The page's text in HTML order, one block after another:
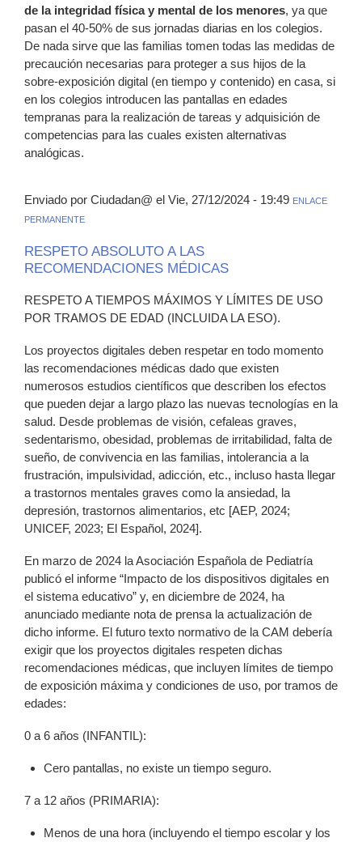
de la integridad física y mental de los menores, ya que
pasan el 40-50% de sus jornadas diarias en los colegios.
De nada sirve que las familias tomen todas las medidas de
precaución necesarias para proteger a sus hijos de la
sobre-exposición digital (en tiempo y contenido) en casa, si
en los colegios introducen las pantallas en edades
tempranas para la realización de tareas y adquisición de
competencias para las cuales existen alternativas
analógicas.
Enviado por Ciudadan@ el Vie, 27/12/2024 - 19:49 ENLACE
PERMANENTE
RESPETO ABSOLUTO A LAS
RECOMENDACIONES MÉDICAS
RESPETO A TIEMPOS MÁXIMOS Y LÍMITES DE USO
POR TRAMOS DE EDAD (INCLUIDA LA ESO).
Los proyectos digitales deben respetar en todo momento
las recomendaciones médicas dado que existen
numerosos estudios científicos que describen los efectos
que pueden dejar a largo plazo las nuevas tecnologías en la
salud. Desde problemas de visión, cefaleas graves,
sedentarismo, obesidad, problemas de irritabilidad, falta de
sueño, de convivencia en las familias, intolerancia a la
frustración, impulsividad, adicción, etc., incluso hasta llegar
a trastornos mentales graves como la ansiedad, la
depresión, trastornos alimentarios, etc [AEP, 2024;
UNICEF, 2023; El Español, 2024].
En marzo de 2024 la Asociación Española de Pediatría
publicó el informe “Impacto de los dispositivos digitales en
el sistema educativo” y, en diciembre de 2024, ha
anunciado mediante nota de prensa la actualización de
dicho informe. El futuro texto normativo de la CAM debería
exigir que los proyectos digitales respeten dichas
recomendaciones médicas, que incluyen límites de tiempo
de exposición máxima y condiciones de uso, por tramos de
edades:
0 a 6 años (INFANTIL):
Cero pantallas, no existe un tiempo seguro.
7 a 12 años (PRIMARIA):
Menos de una hora (incluyendo el tiempo escolar y los